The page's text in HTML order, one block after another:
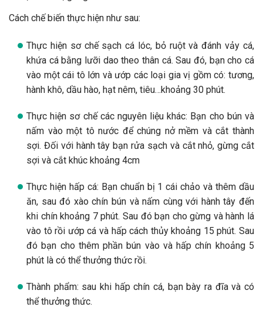
Cách chế biến thực hiện như sau:
Thực hiện sơ chế sạch cá lóc, bỏ ruột và đánh vảy cá,
khứa cá bằng lưỡi dao theo thân cá. Sau đó, bạn cho cá
vào một cái tô lớn và ướp các loại gia vị gồm có: tương,
hành khô, dầu hào, hạt nêm, tiêu…khoảng 30 phút.
Thực hiện sơ chế các nguyên liệu khác: Bạn cho bún và
nấm vào một tô nước để chúng nở mềm và cắt thành
sợi. Đối với hành tây bạn rửa sạch và cắt nhỏ, gừng cắt
sợi và cắt khúc khoảng 4cm
Thực hiện hấp cá: Bạn chuẩn bị 1 cái chảo và thêm dầu
ăn, sau đó xào chín bún và nấm cùng với hành tây đến
khi chín khoảng 7 phút. Sau đó bạn cho gừng và hành lá
vào tô rồi ướp cá và hấp cách thủy khoảng 15 phút. Sau
đó bạn cho thêm phần bún vào và hấp chín khoảng 5
phút là có thể thưởng thức rồi.
Thành phẩm: sau khi hấp chín cá, bạn bày ra đĩa và có
thể thưởng thức.